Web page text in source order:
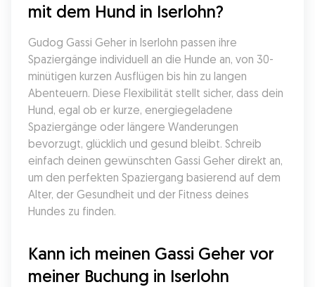
mit dem Hund in Iserlohn?
Gudog Gassi Geher in Iserlohn passen ihre
Spaziergänge individuell an die Hunde an, von 30-
minütigen kurzen Ausflügen bis hin zu langen
Abenteuern. Diese Flexibilität stellt sicher, dass dein
Hund, egal ob er kurze, energiegeladene
Spaziergänge oder längere Wanderungen
bevorzugt, glücklich und gesund bleibt. Schreib
einfach deinen gewünschten Gassi Geher direkt an,
um den perfekten Spaziergang basierend auf dem
Alter, der Gesundheit und der Fitness deines
Hundes zu finden.
Kann ich meinen Gassi Geher vor
meiner Buchung in Iserlohn